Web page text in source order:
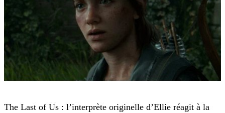
The Last of Us : l’interprète originelle d’Ellie réagit à la